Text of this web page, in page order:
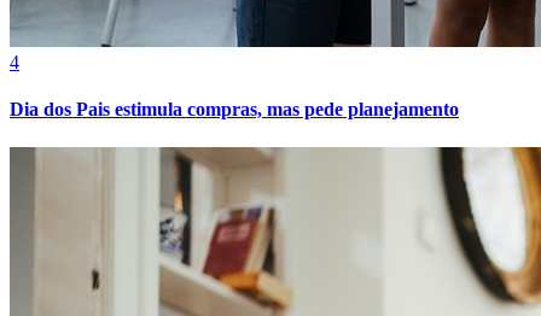
4
Dia dos Pais estimula compras, mas pede planejamento